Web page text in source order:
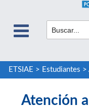
ETSIAE > Estudiantes >
Atención